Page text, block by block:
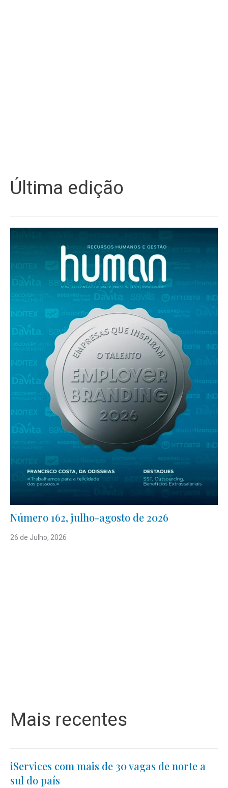
Última edição
Número 162, julho-agosto de 2026
26 de Julho, 2026
Mais recentes
iServices com mais de 30 vagas de norte a
sul do país